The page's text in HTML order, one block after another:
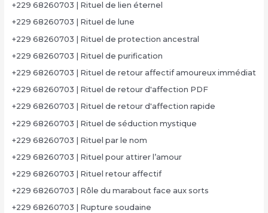
+229 68260703 | Rituel de lien éternel
+229 68260703 | Rituel de lune
+229 68260703 | Rituel de protection ancestral
+229 68260703 | Rituel de purification
+229 68260703 | Rituel de retour affectif amoureux immédiat
+229 68260703 | Rituel de retour d'affection PDF
+229 68260703 | Rituel de retour d'affection rapide
+229 68260703 | Rituel de séduction mystique
+229 68260703 | Rituel par le nom
+229 68260703 | Rituel pour attirer l’amour
+229 68260703 | Rituel retour affectif
+229 68260703 | Rôle du marabout face aux sorts
+229 68260703 | Rupture soudaine